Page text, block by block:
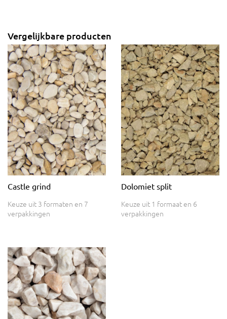
Vergelijkbare producten
Castle grind
Keuze uit 3 formaten en 7
verpakkingen
Dolomiet split
Keuze uit 1 formaat en 6
verpakkingen